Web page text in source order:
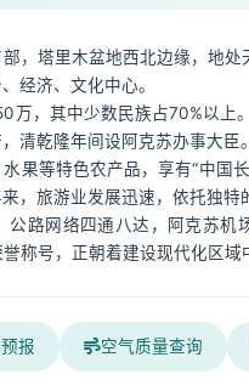
，塔里木盆地西北边缘，地
经济、文化中心。
万，其中少数民族占70%以
清乾隆年间设阿克苏办事大臣。
果等特色农产品，享有“中国
，旅游业发展迅速，依托独
路网络四通八达，阿克苏机
称号，正朝着建设现代化区域
报 空气质量查询